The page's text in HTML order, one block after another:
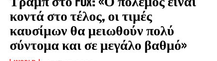
κοντά στο τέλος, οι τιμές
καυσίμων θα μειωθούν πολύ
σύντομα και σε μεγάλο βαθμό»